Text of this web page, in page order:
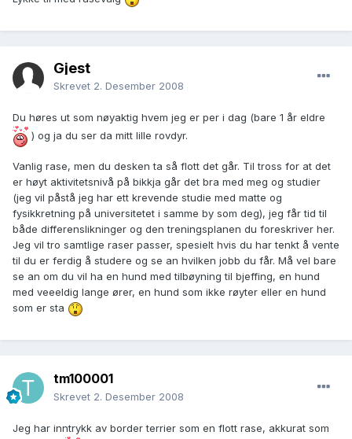
Gjest
Skrevet 2. Desember 2008
Du høres ut som nøyaktig hvem jeg er per i dag (bare 1 år eldre
) og ja du ser da mitt lille rovdyr.
Vanlig rase, men du desken ta så flott det går. Til tross for at det
er høyt aktivitetsnivå på bikkja går det bra med meg og studier
(jeg vil påstå jeg har ett krevende studie med matte og
fysikkretning på universitetet i samme by som deg), jeg får tid til
både differenslikninger og den treningsplanen du foreskriver her.
Jeg vil tro samtlige raser passer, spesielt hvis du har tenkt å vente
til du er ferdig å studere og se an hvilken jobb du får. Må vel bare
se an om du vil ha en hund med tilbøyning til bjeffing, en hund
med veeeldig lange ører, en hund som ikke røyter eller en hund
som er sta
tm100001
Skrevet 2. Desember 2008
Jeg har inntrykk av border terrier som en flott rase, akkurat som